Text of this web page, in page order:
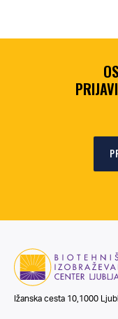
Ižanska cesta 10,1000